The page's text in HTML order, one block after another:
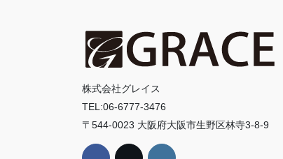
株式会社グレイス
TEL:06-6777-3476
〒544-0023 大阪府大阪市生野区林寺3-8-9